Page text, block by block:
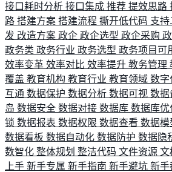
接口耗时分析 接口集成 推荐 提效思路
路 搭建方案 搭建流程 撕开低代码 支持
发 改造方案 政企 政企选型 政企采购
政务类 政务行业 政务选型 政务项目可
效率变革 效率对比 效率提升 教务管理
覆盖 教育机构 教育行业 教育领域 数字
互通 数据保护 数据分析 数据可视 数据
岛 数据安全 数据对接 数据库 数据库优
锁 数据报表 数据权限 数据查看 数据模
数据看板 数据自动化 数据防护 数据隐
数智化 整体规划 整洁代码 文件资源 文
上手 新手专属 新手指南 新手避坑 新手